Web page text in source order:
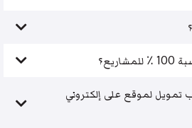
لموقع على إلكتروني